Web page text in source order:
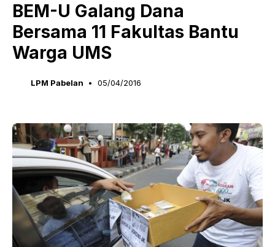
BEM-U Galang Dana
Bersama 11 Fakultas Bantu
Warga UMS
LPM Pabelan 05/04/2016